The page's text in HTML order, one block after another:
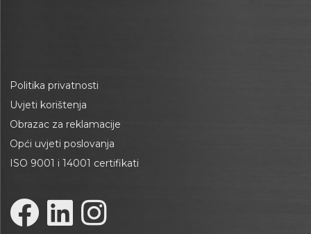
Politika privatnosti
Uvjeti korištenja
Obrazac za reklamacije
Opći uvjeti poslovanja
ISO 9001 i 14001 certifikati